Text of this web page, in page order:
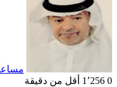
0
أقل من دقيقة